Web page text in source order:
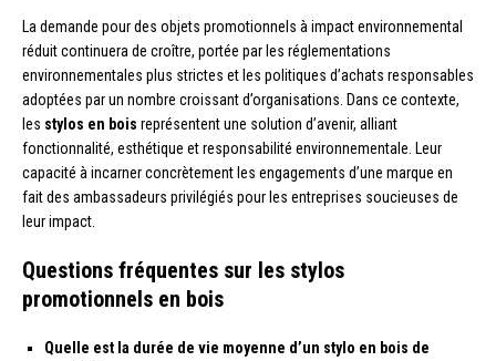
La demande pour des objets promotionnels à impact environnemental
réduit continuera de croître, portée par les réglementations
environnementales plus strictes et les politiques d’achats responsables
adoptées par un nombre croissant d’organisations. Dans ce contexte,
les stylos en bois représentent une solution d’avenir, alliant
fonctionnalité, esthétique et responsabilité environnementale. Leur
capacité à incarner concrètement les engagements d’une marque en
fait des ambassadeurs privilégiés pour les entreprises soucieuses de
leur impact.
Questions fréquentes sur les stylos
promotionnels en bois
Quelle est la durée de vie moyenne d’un stylo en bois de